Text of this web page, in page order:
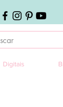
Digitais